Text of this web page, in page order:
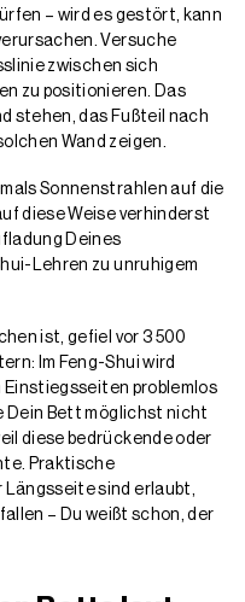
– wird es gestört, kann
Versuche
zwischen sich
zu positionieren. Das
stehen, das Fußteil nach
Wand zeigen.
Sonnenstrahlen auf die
diese Weise verhinderst
Deines
Lehren zu unruhigem
ist, gefiel vor 3 500
Im Feng-Shui wird
Einstiegsseiten problemlos
Dein Bett möglichst nicht
diese bedrückende oder
Praktische
sind erlaubt,
– Du weißt schon, der